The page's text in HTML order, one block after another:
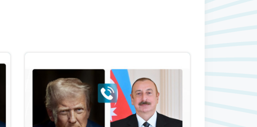
Xəbər 08 avqust 2026, 11:24
Azərbaycandan tranzit keçməklə
Rusiyadan Ermənistana buğda və